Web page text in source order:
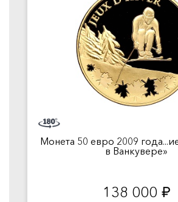
Монета 50 евро 2009
в Ванкувере»
138 000 руб.